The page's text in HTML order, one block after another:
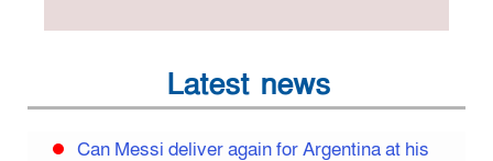
Latest news
Can Messi deliver again for Argentina at his